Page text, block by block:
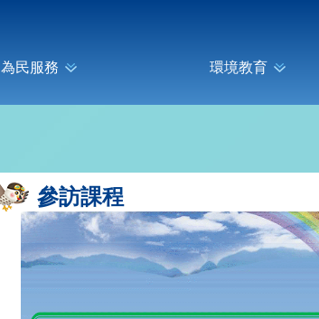
為民服務 環境教育
參訪課程